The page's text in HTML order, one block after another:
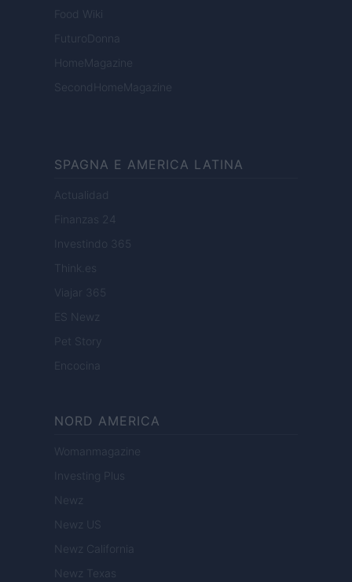
Food Wiki
FuturoDonna
HomeMagazine
SecondHomeMagazine
SPAGNA E AMERICA LATINA
Actualidad
Finanzas 24
Investindo 365
Think.es
Viajar 365
ES Newz
Pet Story
Encocina
NORD AMERICA
Womanmagazine
Investing Plus
Newz
Newz US
Newz California
Newz Texas